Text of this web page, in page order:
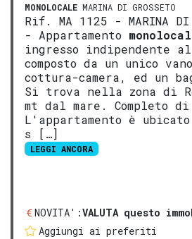
MONOLOCALE MARINA DI GROSSETO
Rif. MA 1125 - MARINA DI
- Appartamento
ingresso indipendente
composto da un unico
cottura-camera, ed un
Si trova nella zona di
mt dal mare. Completo
L'appartamento è
s […]
LEGGI ANCORA
NOVITA':VALUTA questo
Aggiungi ai preferiti